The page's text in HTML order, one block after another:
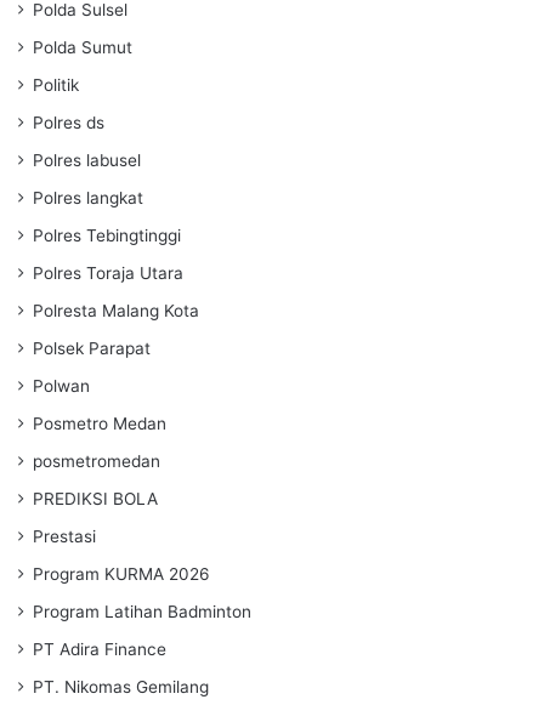
Polda Sulsel
Polda Sumut
Politik
Polres ds
Polres labusel
Polres langkat
Polres Tebingtinggi
Polres Toraja Utara
Polresta Malang Kota
Polsek Parapat
Polwan
Posmetro Medan
posmetromedan
PREDIKSI BOLA
Prestasi
Program KURMA 2026
Program Latihan Badminton
PT Adira Finance
PT. Nikomas Gemilang